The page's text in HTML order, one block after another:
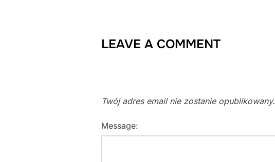
LEAVE A COMMENT
Twój adres email nie zostanie opublikowany.
Message: